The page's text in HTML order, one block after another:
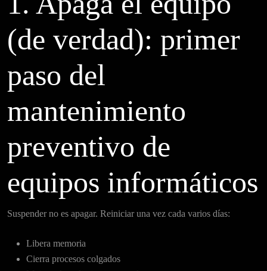
(de verdad): primer
paso del
mantenimiento
preventivo de
equipos informáticos
Suspender no es apagar. Reiniciar una vez cada varios días:
Libera memoria
Cierra procesos colgados